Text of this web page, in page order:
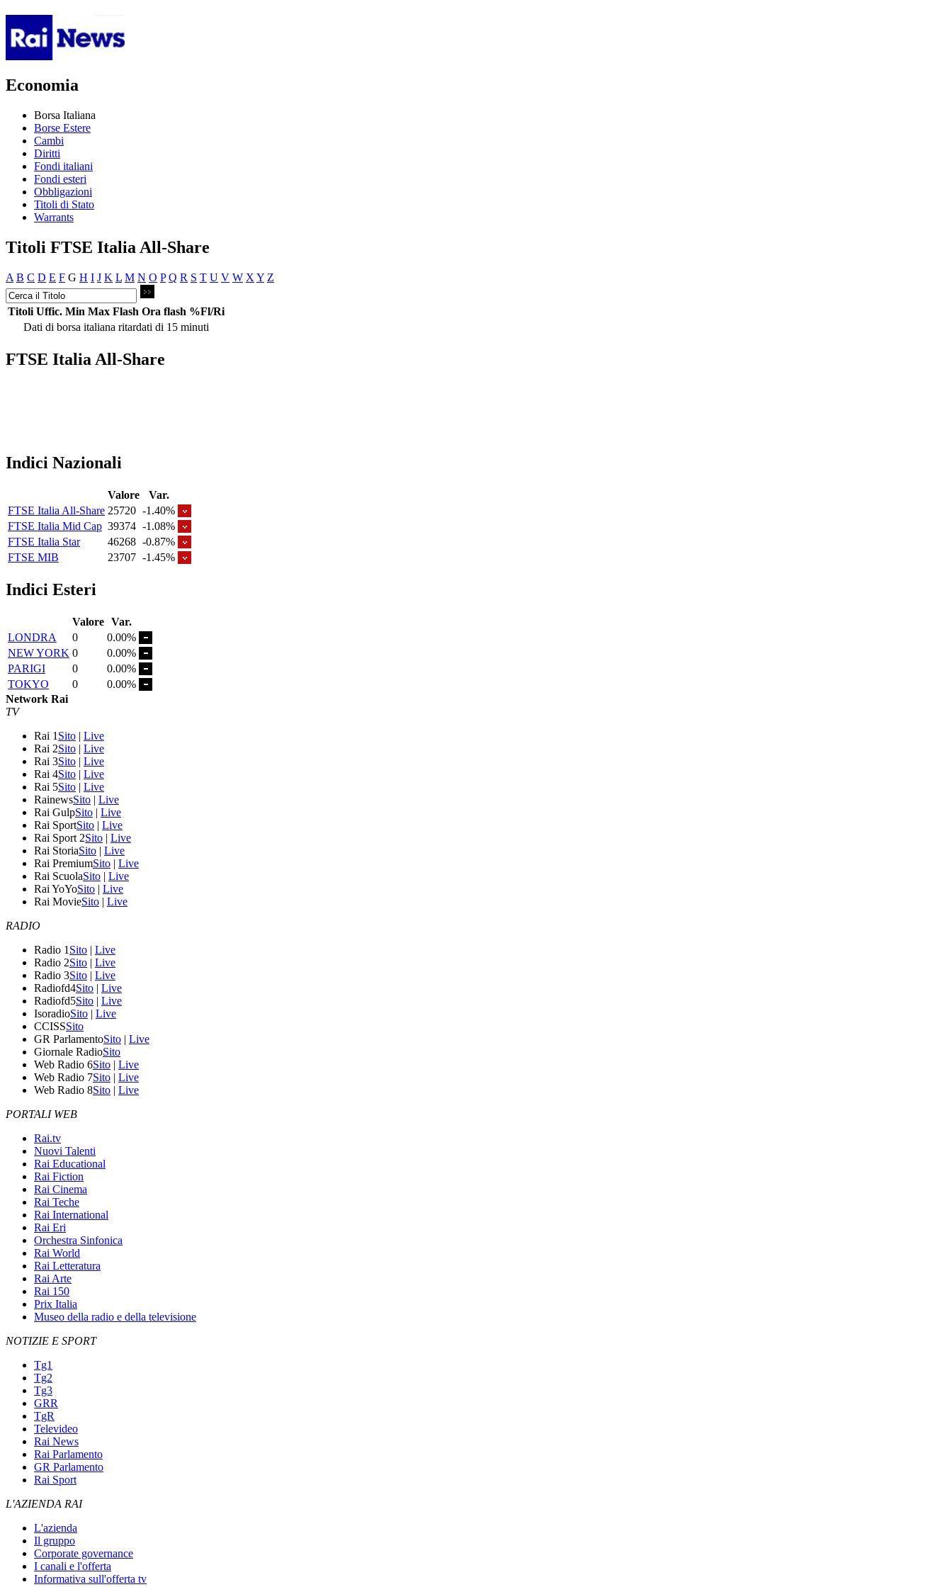
Economia
Borsa Italiana
Borse Estere
Cambi
Diritti
Fondi italiani
Fondi esteri
Obbligazioni
Titoli di Stato
Warrants
Titoli FTSE Italia All-Share
A B C D E F G H I J K L M N O P Q R S T U V W X Y Z
Titoli Uffic. Min Max Flash Ora flash %Fl/Ri
Dati di borsa italiana ritardati di 15 minuti
FTSE Italia All-Share
Indici Nazionali
Valore
Var.
FTSE Italia All-Share 25720 -1.40%
FTSE Italia Mid Cap 39374 -1.08%
FTSE Italia Star
46268 -0.87%
FTSE MIB
23707 -1.45%
Indici Esteri
Valore Var.
LONDRA
0
0.00%
NEW YORK 0
0.00%
PARIGI
0
0.00%
TOKYO
0
0.00%
Network Rai
TV
Rai 1 Sito | Live
Rai 2Sito | Live
Rai 3Sito | Live
Rai 4Sito | Live
Rai 5Sito | Live
RainewsSito | Live
Rai GulpSito | Live
Rai SportSito | Live
Rai Sport 2Sito | Live
Rai StoriaSito | Live
Rai PremiumSito | Live
Rai ScuolaSito | Live
Rai YoYoSito | Live
Rai MovieSito | Live
RADIO
Radio 1 Sito | Live
Radio 2Sito | Live
Radio 3Sito | Live
Radiofd4Sito | Live
Radiofd5Sito | Live
IsoradioSito | Live
CCISSSito
GR ParlamentoSito | Live
Giornale RadioSito
Web Radio 6Sito | Live
Web Radio 7Sito | Live
Web Radio 8Sito | Live
PORTALI WEB
Rai.tv
Nuovi Talenti
Rai Educational
Rai Fiction
Rai Cinema
Rai Teche
Rai International
Rai Eri
Orchestra Sinfonica
Rai World
Rai Letteratura
Rai Arte
Rai 150
Prix Italia
Museo della radio e della televisione
NOTIZIE E SPORT
Tg1
Tg2
Tg3
GRR
TgR
Televideo
Rai News
Rai Parlamento
GR Parlamento
Rai Sport
L'AZIENDA RAI
L'azienda
Il gruppo
Corporate governance
I canali e l'offerta
Informativa sull'offerta tv